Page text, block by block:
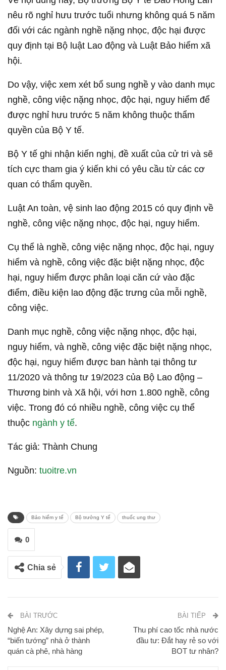
nêu rõ nghỉ hưu trước tuổi nhưng không quá 5 năm
đối với các ngành nghề nặng nhọc, độc hại được
quy định tại Bộ luật Lao động và Luật Bảo hiểm xã
hội.
Do vậy, việc xem xét bổ sung nghề y vào danh mục
nghề, công việc nặng nhọc, độc hại, nguy hiểm để
được nghỉ hưu trước 5 năm không thuộc thẩm
quyền của Bộ Y tế.
Bộ Y tế ghi nhận kiến nghị, đề xuất của cử tri và sẽ
tích cực tham gia ý kiến khi có yêu cầu từ các cơ
quan có thẩm quyền.
Luật An toàn, vệ sinh lao động 2015 có quy định về
nghề, công việc nặng nhọc, độc hại, nguy hiểm.
Cụ thể là nghề, công việc nặng nhọc, độc hại, nguy
hiểm và nghề, công việc đặc biệt nặng nhọc, độc
hại, nguy hiểm được phân loại căn cứ vào đặc
điểm, điều kiện lao động đặc trưng của mỗi nghề,
công việc.
Danh mục nghề, công việc nặng nhọc, độc hại,
nguy hiểm, và nghề, công việc đặc biệt nặng nhọc,
độc hại, nguy hiểm được ban hành tại thông tư
11/2020 và thông tư 19/2023 của Bộ Lao động –
Thương binh và Xã hội, với hơn 1.800 nghề, công
việc. Trong đó có nhiều nghề, công việc cụ thể
thuộc ngành y tế.
Tác giả: Thành Chung
Nguồn: tuoitre.vn
Bảo hiểm y tế Bộ trưởng Y tế thuốc ung thư
0
Chia sẻ
BÀI TRƯỚC
Nghệ An: Xây dựng sai phép,
“biến tướng” nhà ở thành
quán cà phê, nhà hàng
BÀI TIẾP
Thu phí cao tốc nhà nước
đầu tư: Đắt hay rẻ so với
BOT tư nhân?